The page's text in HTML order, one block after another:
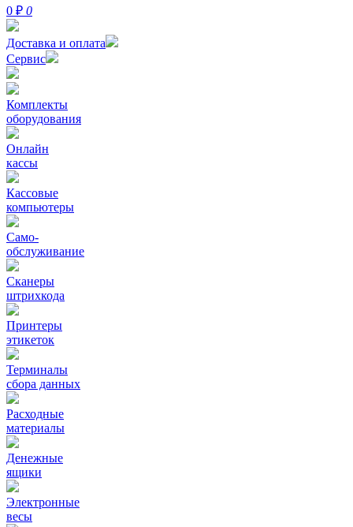
0 ₽ 0
Доставка и оплата
Сервис
Комплекты
оборудования
Онлайн
кассы
Кассовые
компьютеры
Само-
обслуживание
Сканеры
штрихкода
Принтеры
этикеток
Терминалы
сбора данных
Расходные
материалы
Денежные
ящики
Электронные
весы